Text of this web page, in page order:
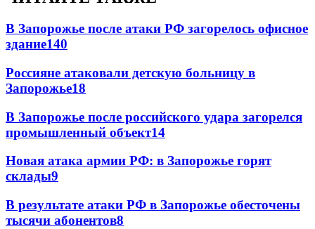
В Запорожье после атаки РФ загорелось офисное
здание140
Россияне атаковали детскую больницу в
Запорожье18
В Запорожье после российского удара загорелся
промышленный объект14
Новая атака армии РФ: в Запорожье горят
склады9
В результате атаки РФ в Запорожье обесточены
тысячи абонентов8